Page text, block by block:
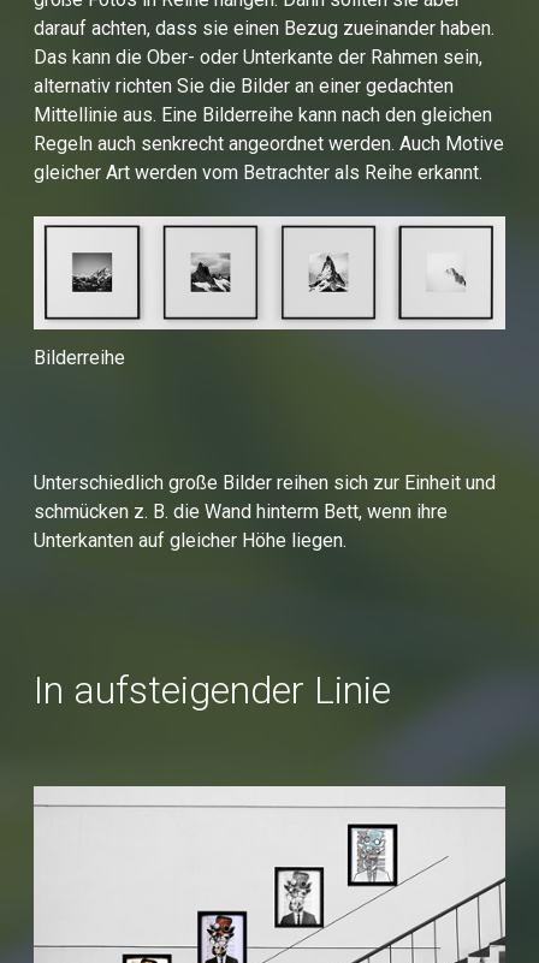
darauf achten, dass sie einen Bezug zueinander haben.
Das kann die Ober- oder Unterkante der Rahmen sein,
alternativ richten Sie die Bilder an einer gedachten
Mittellinie aus. Eine Bilderreihe kann nach den gleichen
Regeln auch senkrecht angeordnet werden. Auch Motive
gleicher Art werden vom Betrachter als Reihe erkannt.
Bilderreihe
Unterschiedlich große Bilder reihen sich zur Einheit und
schmücken z. B. die Wand hinterm Bett, wenn ihre
Unterkanten auf gleicher Höhe liegen.
In aufsteigender Linie